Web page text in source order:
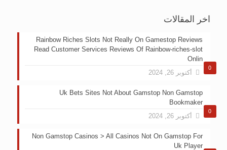
اخر المقالات
0
Rainbow Riches Slots Not Really On Gamestop Reviews
Read Customer Services Reviews Of Rainbow-riches-slot
Onlin
أكتوبر 26, 2024
0
Uk Bets Sites Not About Gamstop Non Gamstop
Bookmaker
أكتوبر 26, 2024
Non Gamstop Casinos > All Casinos Not On Gamstop For
Uk Player